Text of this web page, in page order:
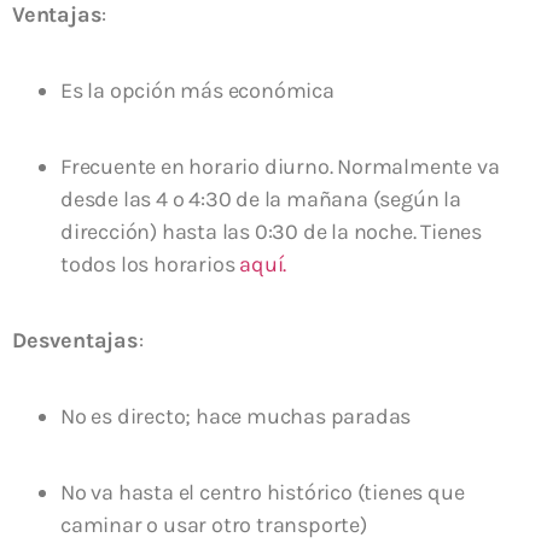
Ventajas:
Es la opción más económica
Frecuente en horario diurno. Normalmente va
desde las 4 o 4:30 de la mañana (según la
dirección) hasta las 0:30 de la noche. Tienes
todos los horariosaquí.
Desventajas:
No es directo; hace muchas paradas
No va hasta el centro histórico (tienes que
caminar o usar otro transporte)